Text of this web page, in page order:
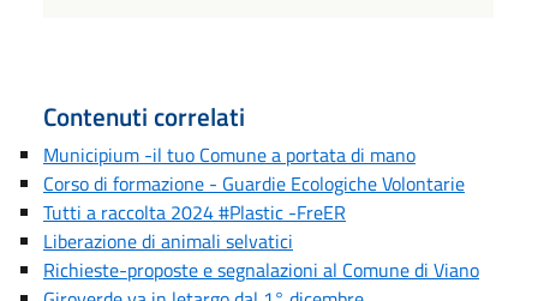
Contenuti correlati
Municipium -il tuo Comune a portata di mano
Corso di formazione - Guardie Ecologiche Volontarie
Tutti a raccolta 2024 #Plastic -FreER
Liberazione di animali selvatici
Richieste-proposte e segnalazioni al Comune di Viano